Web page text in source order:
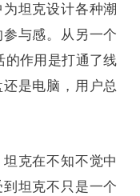
坦克设计各种潮
与感。从另一个
的作用是打通了线
是电脑，用户总
克在不知不觉中
坦克不只是一个